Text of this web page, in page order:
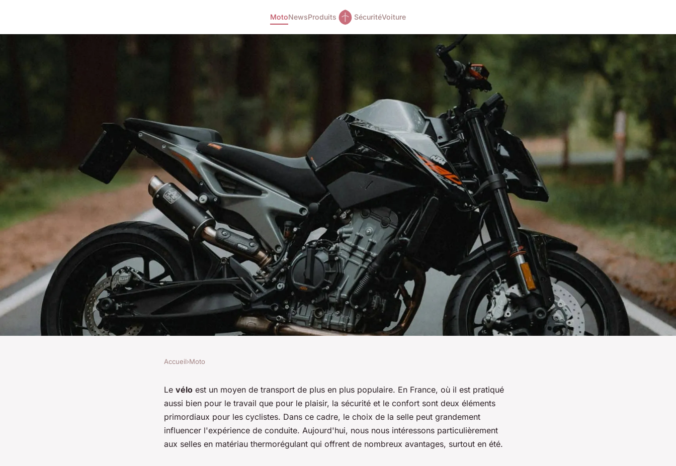
MotoNewsProduits SécuritéVoiture
Quels sont les avantages des selles en
matériau thermorégulant pour une
conduite confortable en été ?
Accueil›Moto
Le vélo est un moyen de transport de plus en plus populaire. En France, où il est pratiqué
aussi bien pour le travail que pour le plaisir, la sécurité et le confort sont deux éléments
primordiaux pour les cyclistes. Dans ce cadre, le choix de la selle peut grandement
influencer l'expérience de conduite. Aujourd'hui, nous nous intéressons particulièrement
aux selles en matériau thermorégulant qui offrent de nombreux avantages, surtout en été.